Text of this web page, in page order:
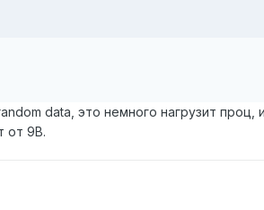
data, это немного нагрузит
от 9В.